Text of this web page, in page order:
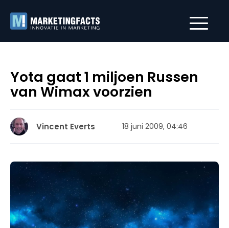
Yota gaat 1 miljoen Russen
van Wimax voorzien
Vincent Everts 18 juni 2009, 04:46